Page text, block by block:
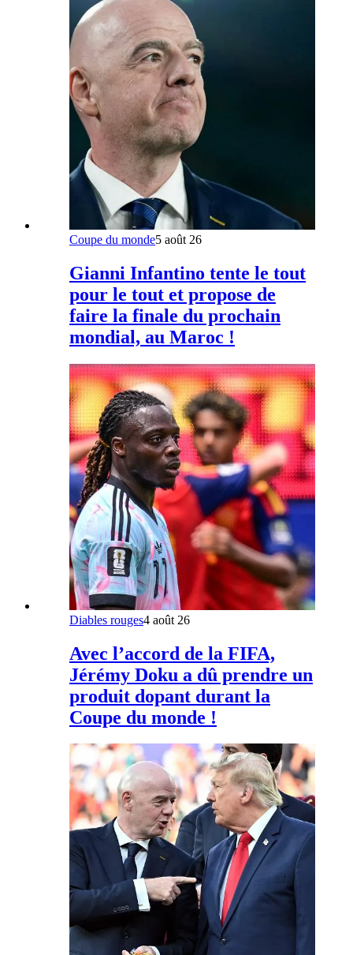
Coupe du monde5 août 26
Gianni Infantino tente le tout
pour le tout et propose de
faire la finale du prochain
mondial, au Maroc !
Diables rouges4 août 26
Avec l’accord de la FIFA,
Jérémy Doku a dû prendre un
produit dopant durant la
Coupe du monde !